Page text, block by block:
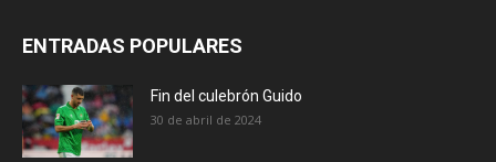
ENTRADAS POPULARES
Fin del culebrón Guido
30 de abril de 2024